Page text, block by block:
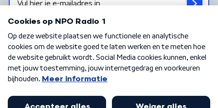
Algemene voorwaarden Privacybeleid